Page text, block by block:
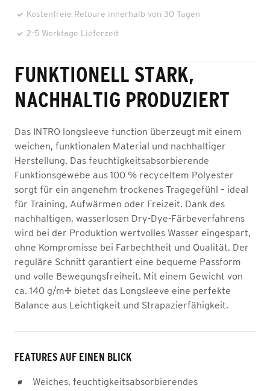
Kostenfreie Retoure innerhalb von 30 Tagen
2-5 Werktage Lieferzeit
FUNKTIONELL STARK,
NACHHALTIG PRODUZIERT
Das INTRO longsleeve function überzeugt mit einem
weichen, funktionalen Material und nachhaltiger
Herstellung. Das feuchtigkeitsabsorbierende
Funktionsgewebe aus 100 % recyceltem Polyester
sorgt für ein angenehm trockenes Tragegefühl – ideal
für Training, Aufwärmen oder Freizeit. Dank des
nachhaltigen, wasserlosen Dry-Dye-Färbeverfahrens
wird bei der Produktion wertvolles Wasser eingespart,
ohne Kompromisse bei Farbechtheit und Qualität. Der
reguläre Schnitt garantiert eine bequeme Passform
und volle Bewegungsfreiheit. Mit einem Gewicht von
ca. 140 g/m² bietet das Longsleeve eine perfekte
Balance aus Leichtigkeit und Strapazierfähigkeit.
FEATURES AUF EINEN BLICK
Weiches, feuchtigkeitsabsorbierendes